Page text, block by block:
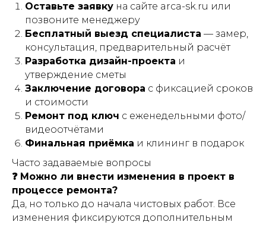
Оставьте заявку на сайте arca-sk.ru или
позвоните менеджеру
Бесплатный выезд специалиста — замер,
консультация, предварительный расчёт
Разработка дизайн-проекта и
утверждение сметы
Заключение договора с фиксацией сроков
и стоимости
Ремонт под ключ с еженедельными фото/
видеоотчётами
Финальная приёмка и клининг в подарок
Часто задаваемые вопросы
❓ Можно ли внести изменения в проект в
процессе ремонта?
Да, но только до начала чистовых работ. Все
изменения фиксируются дополнительным